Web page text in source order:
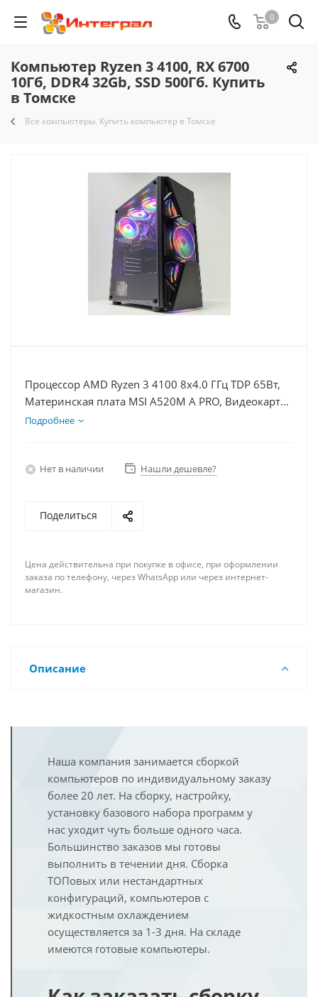
0
Компьютер Ryzen 3 4100, RX 6700
10Гб, DDR4 32Gb, SSD 500Гб. Купить
в Томске
Все компьютеры. Купить компьютер в Томске
Процессор AMD Ryzen 3 4100 8x4.0 ГГц TDP 65Вт,
Материнская плата MSI A520M A PRO, Видеокарта
RX 6700 10Гб, Память DDR4 32Gb, Диски
Подробнее
Нет в наличии Нашли дешевле?
Поделиться
Цена действительна при покупке в офисе, при оформлении
заказа по телефону, через WhatsApp или через интернет-
магазин.
Описание
Наша компания занимается сборкой
компьютеров по индивидуальному заказу
более 20 лет. На сборку, настройку,
установку базового набора программ у
нас уходит чуть больше одного часа.
Большинство заказов мы готовы
выполнить в течении дня. Сборка
ТОПовых или нестандартных
конфигураций, компьютеров с
жидкостным охлаждением
осуществляется за 1-3 дня. На складе
имеются готовые компьютеры.